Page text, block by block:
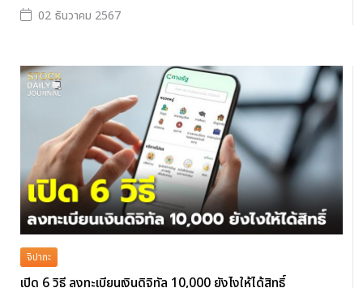
02 ธันวาคม 2567
จิปาถะ
เปิด 6 วิธี ลงทะเบียนเงินดิจิทัล 10,000 ยังไงให้ได้สิทธิ์